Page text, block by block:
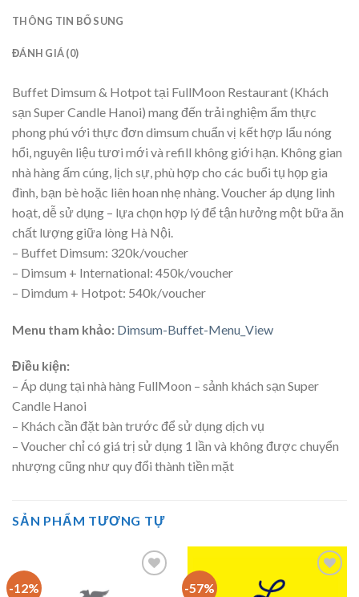
THÔNG TIN BỔ SUNG
ĐÁNH GIÁ (0)
Buffet Dimsum & Hotpot tại FullMoon Restaurant (Khách
sạn Super Candle Hanoi) mang đến trải nghiệm ẩm thực
phong phú với thực đơn dimsum chuẩn vị kết hợp lẩu nóng
hổi, nguyên liệu tươi mới và refill không giới hạn. Không gian
nhà hàng ấm cúng, lịch sự, phù hợp cho các buổi tụ họp gia
đình, bạn bè hoặc liên hoan nhẹ nhàng. Voucher áp dụng linh
hoạt, dễ sử dụng – lựa chọn hợp lý để tận hưởng một bữa ăn
chất lượng giữa lòng Hà Nội.
– Buffet Dimsum: 320k/voucher
– Dimsum + International: 450k/voucher
– Dimdum + Hotpot: 540k/voucher
Menu tham khảo: Dimsum-Buffet-Menu_View
Điều kiện:
– Áp dụng tại nhà hàng FullMoon – sảnh khách sạn Super
Candle Hanoi
– Khách cần đặt bàn trước để sử dụng dịch vụ
– Voucher chỉ có giá trị sử dụng 1 lần và không được chuyển
nhượng cũng như quy đổi thành tiền mặt
SẢN PHẨM TƯƠNG TỰ
-12%
-57%